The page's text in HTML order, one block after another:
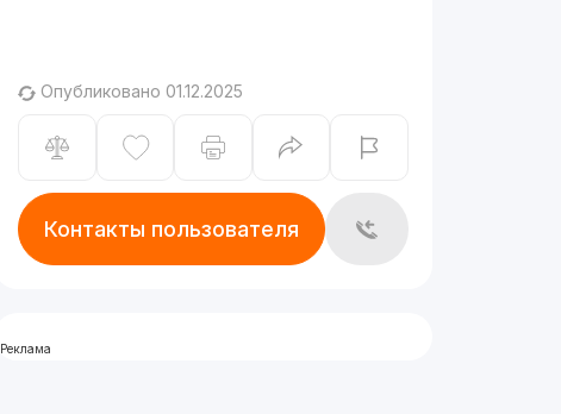
Опубликовано 01.12.2025
Контакты пользователя
Реклама